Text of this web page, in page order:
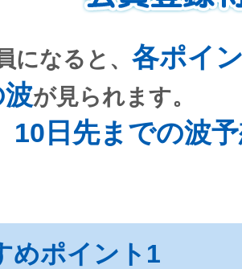
になると、 各ポイ
が見られます。
10日先までの波
めポイント1